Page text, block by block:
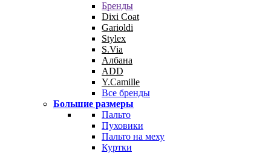
Бренды
Dixi Coat
Garioldi
Stylex
S.Via
Албана
ADD
Y.Camille
Все бренды
Большие размеры
Пальто
Пуховики
Пальто на меху
Куртки